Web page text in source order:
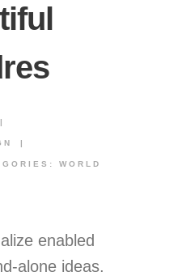
|
|
WORLD
enabled
alone ideas.